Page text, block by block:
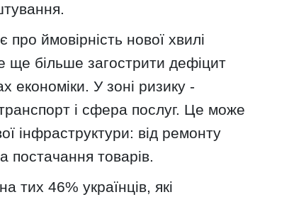
ймовірність нової хвилі
ще більше загострити дефіцит
економіки. У зоні ризику -
і сфера послуг. Це може
інфраструктури: від ремонту
постачання товарів.
тих 46% українців, які